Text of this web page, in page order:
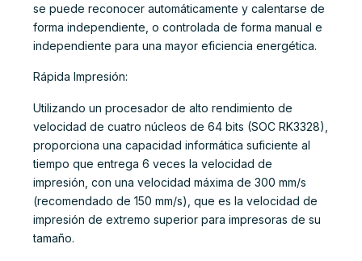
se puede reconocer automáticamente y calentarse de
forma independiente, o controlada de forma manual e
independiente para una mayor eficiencia energética.
Rápida Impresión:
Utilizando un procesador de alto rendimiento de
velocidad de cuatro núcleos de 64 bits (SOC RK3328),
proporciona una capacidad informática suficiente al
tiempo que entrega 6 veces la velocidad de
impresión, con una velocidad máxima de 300 mm/s
(recomendado de 150 mm/s), que es la velocidad de
impresión de extremo superior para impresoras de su
tamaño.